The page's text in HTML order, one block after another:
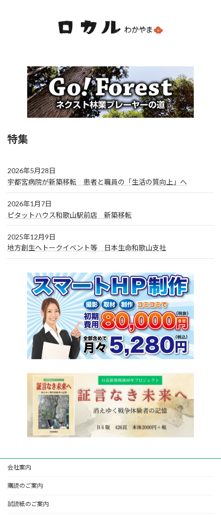
特集
2026年5月28日
宇都宮病院が新築移転 患者と職員の「生活の質向上」へ
2026年1月7日
ピタットハウス和歌山駅前店 新築移転
2025年12月9日
地方創生へトークイベント等 日本生命和歌山支社
会社案内
購読のご案内
試読紙のご案内